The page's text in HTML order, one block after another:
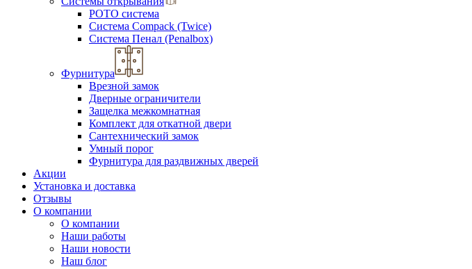
РОТО система
Система Compack (Twice)
Система Пенал (Penalbox)
Фурнитура
Врезной замок
Дверные ограничители
Защелка межкомнатная
Комплект для откатной двери
Сантехнический замок
Умный порог
Фурнитура для раздвижных дверей
Акции
Установка и доставка
Отзывы
О компании
О компании
Наши работы
Наши новости
Наш блог